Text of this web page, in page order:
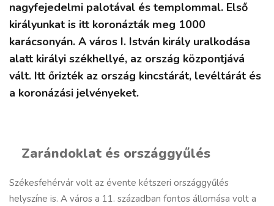
nagyfejedelmi palotával és templommal. Első
királyunkat is itt koronázták meg 1000
karácsonyán. A város I. István király uralkodása
alatt királyi székhellyé, az ország központjává
vált. Itt őrizték az ország kincstárát, levéltárát és
a koronázási jelvényeket.
Zarándoklat és országgyűlés
Székesfehérvár volt az évente kétszeri országgyűlés
helyszíne is. A város a 11. században fontos állomása volt a